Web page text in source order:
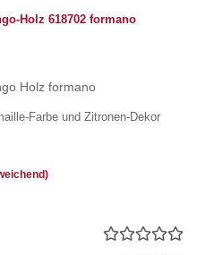
Holz formano
Farbe und Zitronen-Dekor